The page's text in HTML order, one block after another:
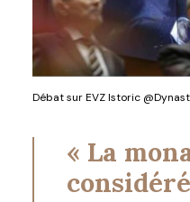
Débat sur EVZ Istoric
« La